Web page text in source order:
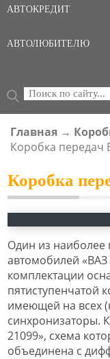
АВТОКРЕДИТ
АВТОЛЮБИТЕЛЮ
ФОРМА
Поиск
ВЫ ЗДЕСЬ
Главная →
Коробка передач
Коробка
Один из наиболее
автомобилей «ВАЗ
комплектации
пятиступенчатой
имеющей на всех
синхронизаторы.
21099», схема
объединена с